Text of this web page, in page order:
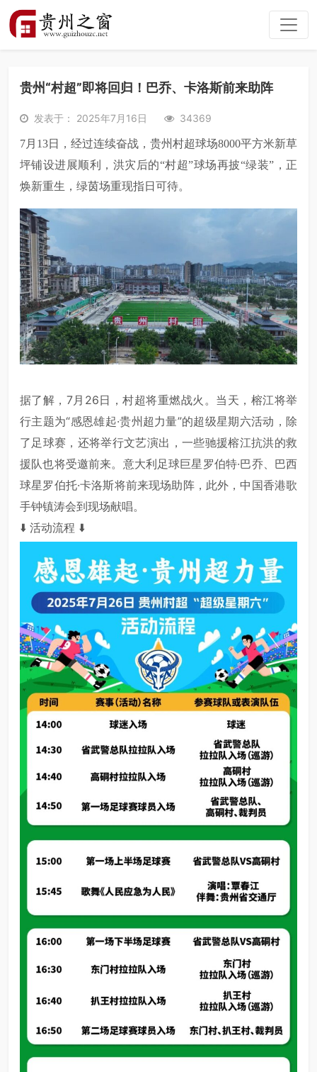
贵州“村超”即将回归！巴乔、卡洛斯前来助阵
发表于： 2025年7月16日 34369
7月13日，经过连续奋战，贵州村超球场8000平方米新草
坪铺设进展顺利， 洪灾后的“村超”球场再披“绿装”， 正
焕新重生 ，绿茵场重现指日可待。
据了解，7月26日，村超将重燃战火。当天，榕江将举
行主题为“感恩雄起·贵州超力量”的超级星期六活动，除
了足球赛，还将举行文艺演出，一些驰援榕江抗洪的救
援队也将受邀前来。 意大利足球巨星 罗伯特·巴乔、巴西
球星罗伯托·卡洛斯将前来现场助阵，此外，中国香港歌
手钟镇涛会到现场献唱。
⬇️ 活动流程 ⬇️